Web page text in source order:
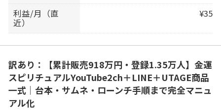
利益/月（直
近）
¥35
訳あり：【累計販売918万円・登録1.35万人】金運
スピリチュアルYouTube2ch＋LINE＋UTAGE商品
一式｜台本・サムネ・ローンチ手順まで完全マニュ
アル化